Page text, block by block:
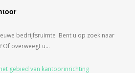
bedrijfsruimte Bent u op zoek naar
Of overweegt u…